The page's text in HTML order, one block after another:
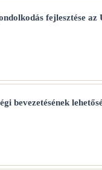
fejlesztése az
bevezetésének